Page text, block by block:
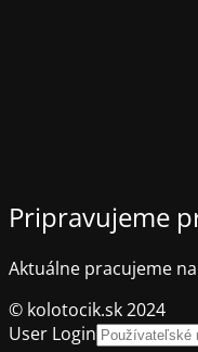
Pripravujeme
Aktuálne pracujeme
© kolotocik.sk 2024
User Login